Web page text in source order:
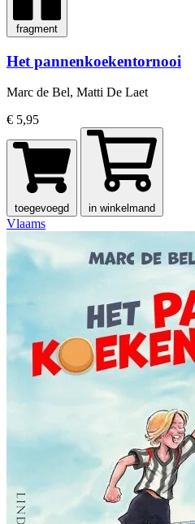
fragment
Het pannenkoekentornooi
Marc de Bel, Matti De Laet
€ 5,95
toegevoegd in winkelmand
Vlaams